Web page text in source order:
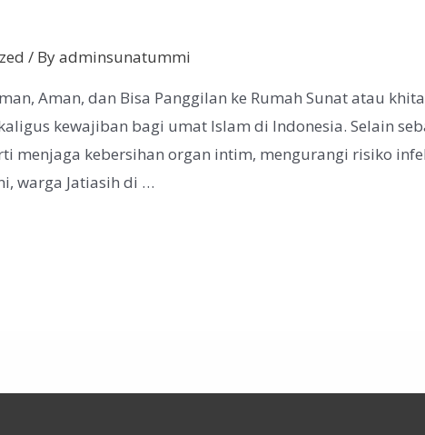
/ Byadminsunatummi
Aman, dan Bisa Panggilan ke Rumah Sunat atau
kewajiban bagi umat Islam di Indonesia. Selain
menjaga kebersihan organ intim, mengurangi risiko
warga Jatiasih di …